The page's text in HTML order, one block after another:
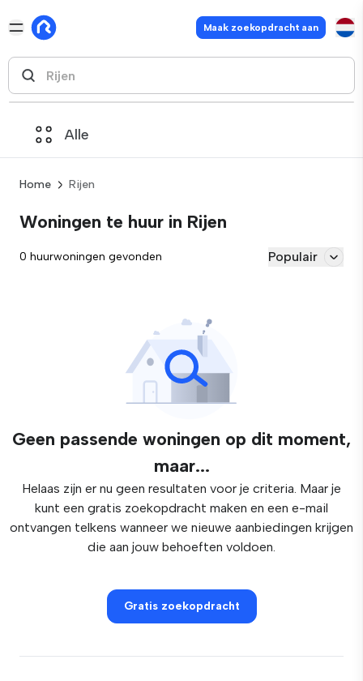
Maak zoekopdracht aan
Alle
Home Rijen
Woningen te huur in Rijen
0 huurwoningen gevonden Populair
Geen passende woningen op dit moment,
maar...
Helaas zijn er nu geen resultaten voor je criteria. Maar je
kunt een gratis zoekopdracht maken en een e-mail
ontvangen telkens wanneer we nieuwe aanbiedingen krijgen
die aan jouw behoeften voldoen.
Gratis zoekopdracht